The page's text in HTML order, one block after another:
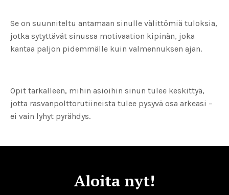
Se on suunniteltu antamaan sinulle välittömiä tuloksia,
jotka sytyttävät sinussa motivaation kipinän, joka
kantaa paljon pidemmälle kuin valmennuksen ajan.
Opit tarkalleen, mihin asioihin sinun tulee keskittyä,
jotta rasvanpolttorutiineista tulee pysyvä osa arkeasi –
ei vain lyhyt pyrähdys.
Aloita nyt!